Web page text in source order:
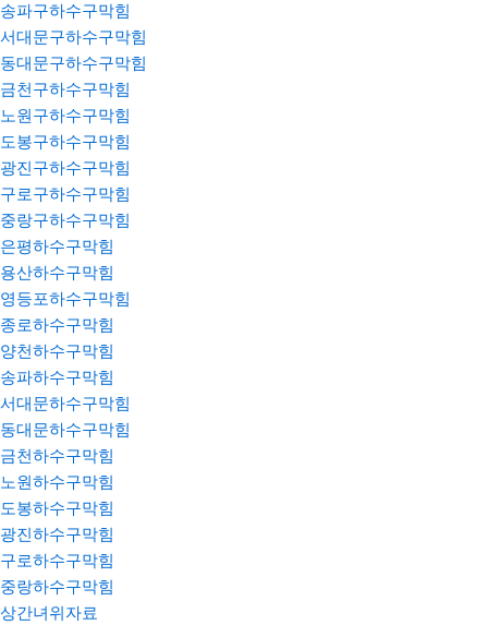
송파구하수구막힘
서대문구하수구막힘
동대문구하수구막힘
금천구하수구막힘
노원구하수구막힘
도봉구하수구막힘
광진구하수구막힘
구로구하수구막힘
중랑구하수구막힘
은평하수구막힘
용산하수구막힘
영등포하수구막힘
종로하수구막힘
양천하수구막힘
송파하수구막힘
서대문하수구막힘
동대문하수구막힘
금천하수구막힘
노원하수구막힘
도봉하수구막힘
광진하수구막힘
구로하수구막힘
중랑하수구막힘
상간녀위자료